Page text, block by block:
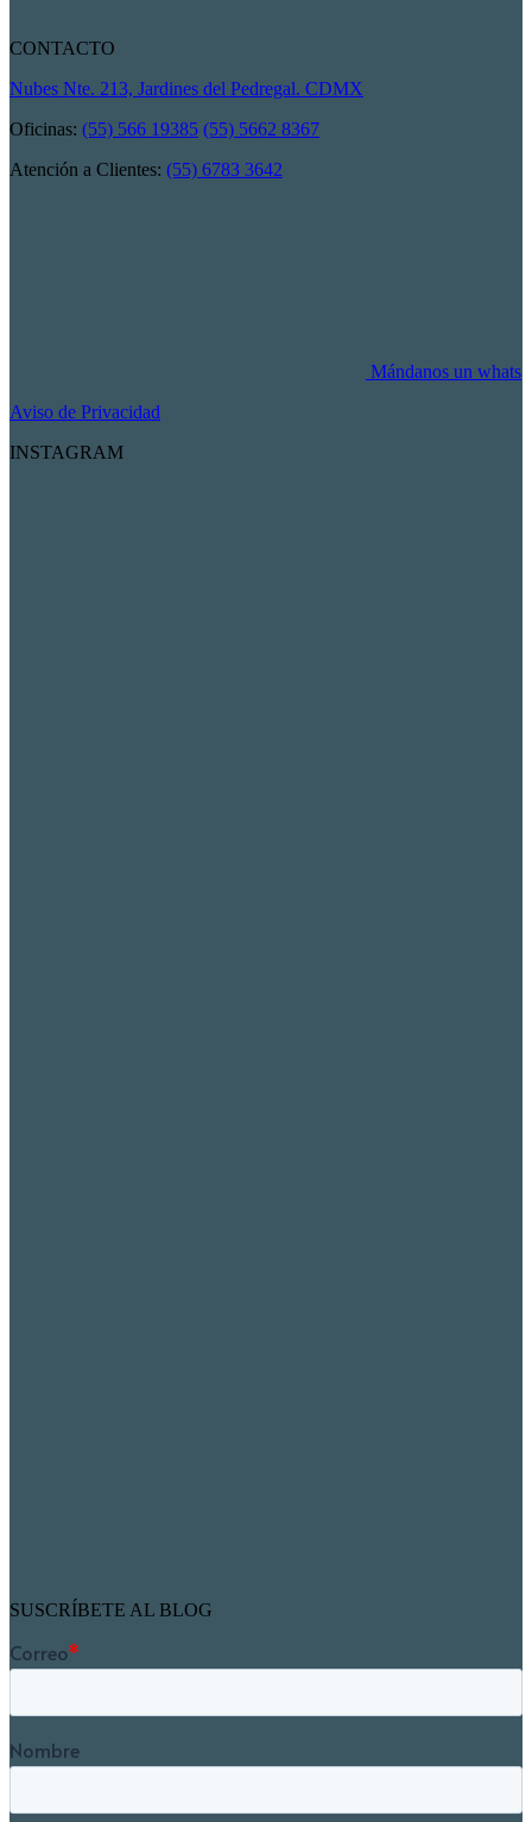
CONTACTO
Nubes Nte. 213, Jardines del Pedregal. CDMX
Oficinas: (55) 566 19385 (55) 5662 8367
Atención a Clientes: (55) 6783 3642
Mándanos un whats
Aviso de Privacidad
INSTAGRAM
SUSCRÍBETE AL BLOG